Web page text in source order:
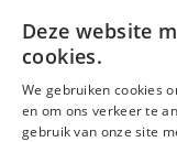
2
3440
Zoutleeuw
België
Deze website
cookies.
We gebruiken cookies
en om ons verkeer te
gebruik van onze site